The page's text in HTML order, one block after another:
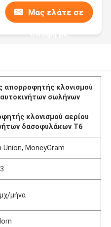
Μας ελάτε σε
επαφή με
απορροφητής κλονισμού
αυτοκινήτων σωλήνων
κλονισμού αερίου
δασοφυλάκων T6
Union, MoneyGram
μήνα